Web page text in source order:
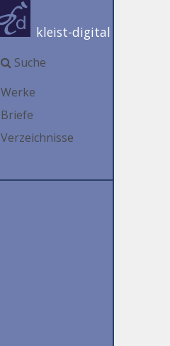
kleist-digital
Suche
Werke
Briefe
Verzeichnisse